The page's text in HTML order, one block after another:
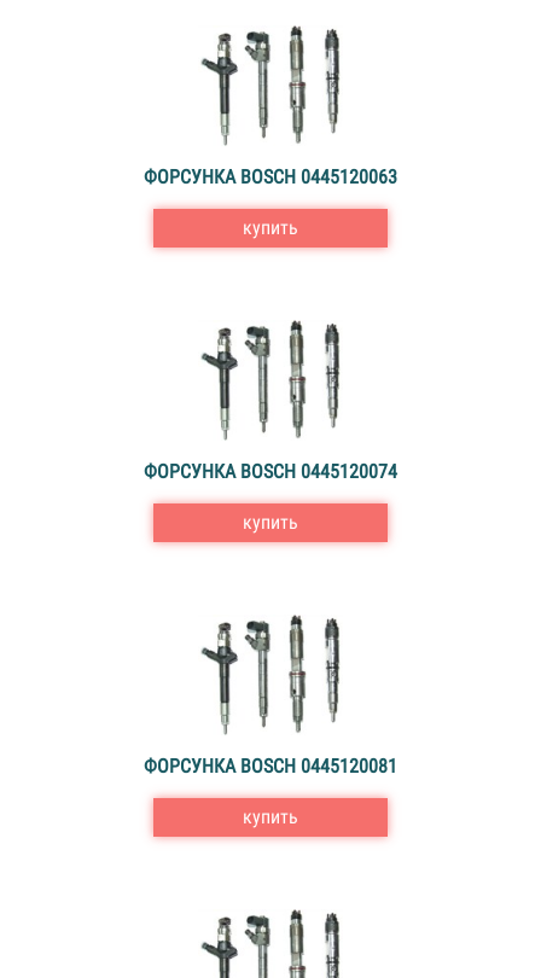
ФОРСУНКА BOSCH 0445120063
купить
ФОРСУНКА BOSCH 0445120074
купить
ФОРСУНКА BOSCH 0445120081
купить